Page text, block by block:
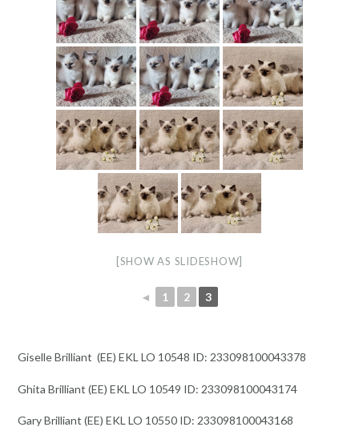
[SHOW AS SLIDESHOW]
◄ 1 2 3
Giselle Brilliant (EE) EKL LO 10548 ID: 233098100043378
Ghita Brilliant (EE) EKL LO 10549 ID: 233098100043174
Gary Brilliant (EE) EKL LO 10550 ID: 233098100043168